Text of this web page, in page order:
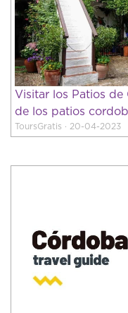
Visitar los Patios
de los patios
ToursGratis · 20-04-2023